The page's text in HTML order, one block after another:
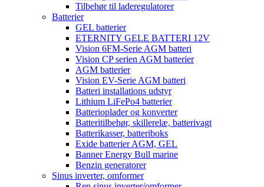
Tilbehør til laderegulatorer
Batterier
GEL batterier
ETERNITY GELE BATTERI 12V
Vision 6FM-Serie AGM batteri
Vision CP serien AGM batterier
AGM batterier
Vision EV-Serie AGM batteri
Batteri installations udstyr
Lithium LiFePo4 batterier
Batterioplader og konverter
Batteritilbehør, skillerelæ, batterivagt
Batterikasser, batteriboks
Exide batterier AGM, GEL
Banner Energy Bull marine
Benzin generatorer
Sinus inverter, omformer